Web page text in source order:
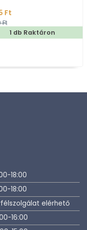
Ft
Ft
1 db Raktáron
18:00
18:00
elérhető
16:00